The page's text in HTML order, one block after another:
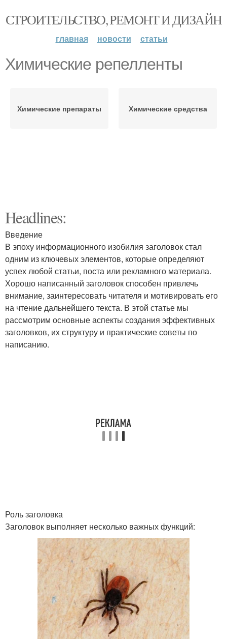
СТРОИТЕЛЬСТВО, РЕМОНТ И ДИЗАЙН
главная новости статьи
Химические репелленты
Химические препараты Химические средства
Headlines:
Введение
В эпоху информационного изобилия заголовок стал
одним из ключевых элементов, которые определяют
успех любой статьи, поста или рекламного материала.
Хорошо написанный заголовок способен привлечь
внимание, заинтересовать читателя и мотивировать его
на чтение дальнейшего текста. В этой статье мы
рассмотрим основные аспекты создания эффективных
заголовков, их структуру и практические советы по
написанию.
Роль заголовка
Заголовок выполняет несколько важных функций: